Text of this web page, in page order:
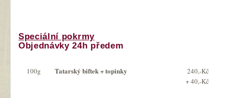
Speciální pokrmy
Objednávky 24h předem
100g Tatarský biftek + topinky
240,-Kč
+ 40,-Kč